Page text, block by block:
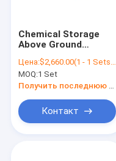
Chemical Storage
Above Ground
Chemical Storage
Tank Petroleum
Storage Tank
Цена:$2,660.00(1 - 1 Sets) $2,600.00(>=2 Sets)
MOQ:1 Set
Контакт